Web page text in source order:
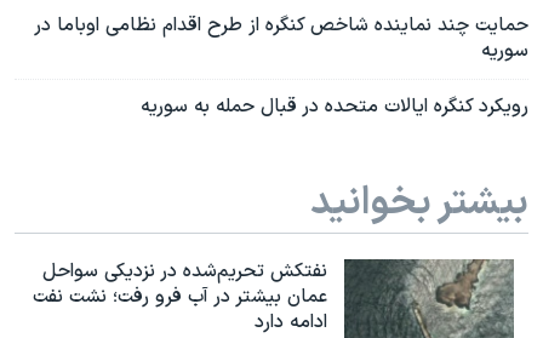
حمایت چند نماینده شاخص کنگره از طرح اقدام نظامی اوباما در
سوریه
رویکرد کنگره ایالات متحده در قبال حمله به سوریه
بیشتر بخوانید
نفتکش تحریم‌شده در نزدیکی سواحل
عمان بیشتر در آب فرو رفت؛ نشت نفت
ادامه دارد